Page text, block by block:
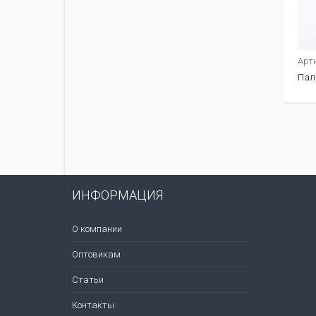
ИНФОРМАЦИЯ
О компании
Оптовикам
Статьи
Контакты